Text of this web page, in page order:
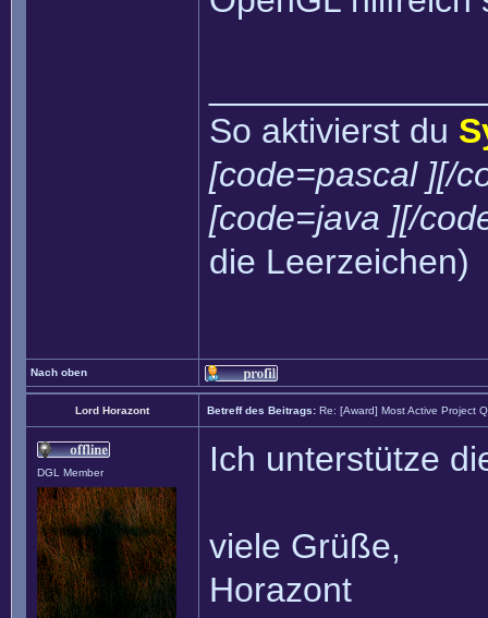
So aktivierst du
[code=pascal ][/
[code=java ][/
die Leerzeichen)
Nach oben
Lord Horazont Betreff des Beitrags: Re: [Award] Most Active Project
DGL Member Ich unterstütze
viele Grüße,
Horazont